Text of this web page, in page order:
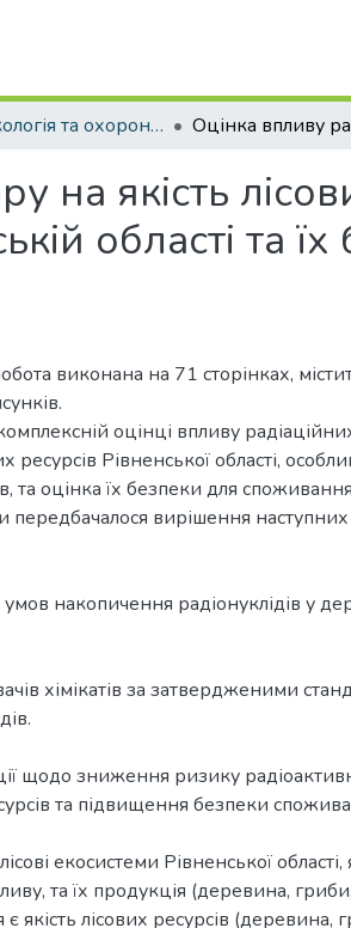
ОПП "Екологія та охорона навколишнього середовища"
на якість
області та їх
виконана на 71 сторінках,
оцінці впливу
ресурсів Рівненської області,
та оцінка їх безпеки для
передбачалося вирішення наступних
накопичення радіонуклідів у
хімікатів за затвердженими
щодо зниження ризику
та підвищення безпеки
екосистеми Рівненської області,
та їх продукція (деревина,
лісових ресурсів (деревина,